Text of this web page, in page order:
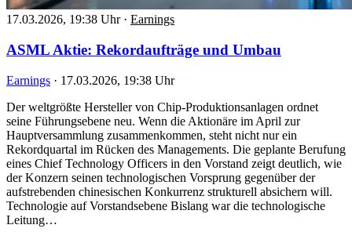
17.03.2026, 19:38 Uhr · Earnings
ASML Aktie: Rekordaufträge und Umbau
Earnings · 17.03.2026, 19:38 Uhr
Der weltgrößte Hersteller von Chip-Produktionsanlagen ordnet
seine Führungsebene neu. Wenn die Aktionäre im April zur
Hauptversammlung zusammenkommen, steht nicht nur ein
Rekordquartal im Rücken des Managements. Die geplante Berufung
eines Chief Technology Officers in den Vorstand zeigt deutlich, wie
der Konzern seinen technologischen Vorsprung gegenüber der
aufstrebenden chinesischen Konkurrenz strukturell absichern will.
Technologie auf Vorstandsebene Bislang war die technologische
Leitung…